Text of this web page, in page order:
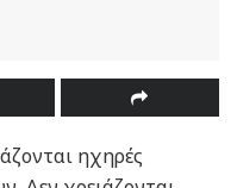
ηχηρές